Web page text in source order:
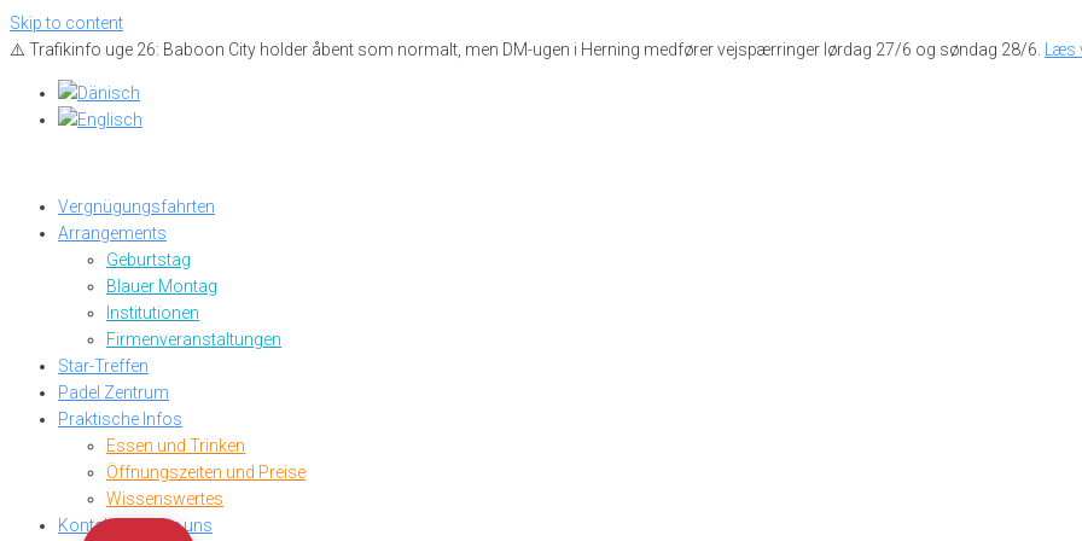
Skip to content
⚠️ Trafikinfo uge 26: Baboon City holder åbent som normalt, men DM-ugen i Herning medfører vejspærringer lørdag 27/6 og søndag 28/6.
Vergnügungsfahrten
Arrangements
Geburtstag
Blauer Montag
Institutionen
Firmenveranstaltungen
Star-Treffen
Padel Zentrum
Praktische Infos
Essen und Trinken
Öffnungszeiten und Preise
Wissenswertes
Kontaktieren Sie uns